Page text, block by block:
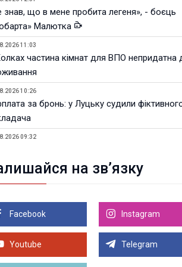
знав, що в мене пробита легеня», - боєць
Малютка
11:03
частина кімнат для ВПО непридатна
10:26
за бронь: у Луцьку судили
09:32
21:18
телеоб'єктивів Sigma Sports та Sony
21:00
на 99,9% готовий новий
простір. ВІДЕО
Більше
на зв’язку
Facebook Instagram
Youtube Telegram